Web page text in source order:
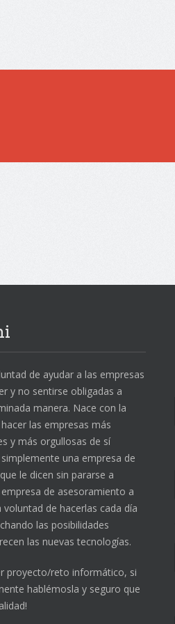
de ayudar a las empresas
y no sentirse obligadas a
manera. Nace con la
las empresas más
y más orgullosas de sí
una empresa de
le dicen sin pararse a
de asesoramiento a
de hacerlas cada día
las posibilidades
las nuevas tecnologías.
proyecto/reto informático, si
hablémosla y seguro que